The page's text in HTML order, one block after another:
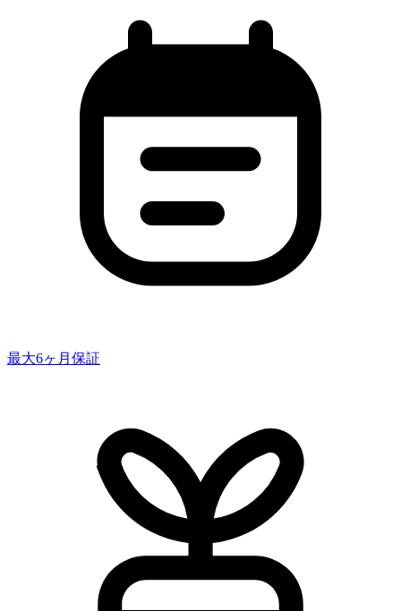
最大6ヶ月保証